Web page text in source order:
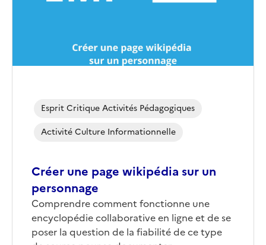
Créer une page wikipédia sur un
personnage
Corps
Comprendre comment fonctionne une
encyclopédie collaborative en ligne et de se
poser la question de la fiabilité de ce type
Esprit Critique Activités Pédagogiques
Activité Culture Informationnelle